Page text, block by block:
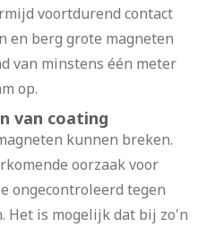
voortdurend contact
en berg grote magneten
van minstens één meter
op.
van coating
kunnen breken.
oorzaak voor
ongecontroleerd tegen
Het is mogelijk dat bij zo'n